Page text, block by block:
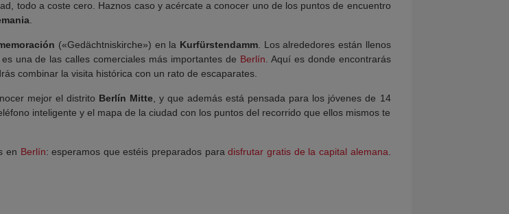
todo a coste cero. Haznos caso y acércate a conocer uno de los puntos de encuentro
.
(«Gedächtniskirche») en la Kurfürstendamm. Los alrededores están llenos
una de las calles comerciales más importantes de Berlín . Aquí es donde encontrarás
combinar la visita histórica con un rato de escaparates.
mejor el distrito Berlín Mitte , y que además está pensada para los jóvenes de 14
inteligente y el mapa de la ciudad con los puntos del recorrido que ellos mismos te
en Berlín: esperamos que estéis preparados paradisfrutar gratis de la capital alemana